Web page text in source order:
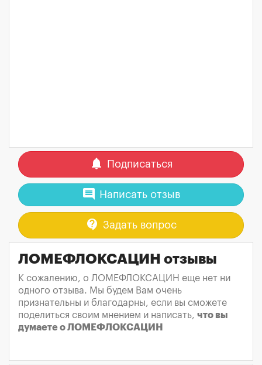
notifications Подписаться
comment Написать отзыв
contact_support Задать вопрос
ЛОМЕФЛОКСАЦИН отзывы
К сожалению, о ЛОМЕФЛОКСАЦИН еще нет ни
одного отзыва. Мы будем Вам очень
признательны и благодарны, если вы сможете
поделиться своим мнением и написать, что вы
думаете о ЛОМЕФЛОКСАЦИН